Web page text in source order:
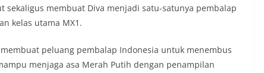
sekaligus membuat Diva menjadi satu-satunya pembalap
kelas utama MX1.
peluang pembalap Indonesia untuk menembus
menjaga asa Merah Putih dengan penampilan